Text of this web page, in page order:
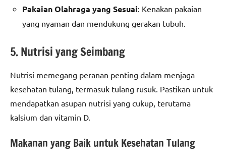
Pakaian Olahraga yang Sesuai: Kenakan pakaian
yang nyaman dan mendukung gerakan tubuh.
5. Nutrisi yang Seimbang
Nutrisi memegang peranan penting dalam menjaga
kesehatan tulang, termasuk tulang rusuk. Pastikan untuk
mendapatkan asupan nutrisi yang cukup, terutama
kalsium dan vitamin D.
Makanan yang Baik untuk Kesehatan Tulang